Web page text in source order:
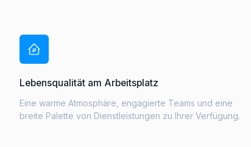
Lebensqualität am Arbeitsplatz
Eine warme Atmosphäre, engagierte Teams und eine
breite Palette von Dienstleistungen zu Ihrer Verfügung.